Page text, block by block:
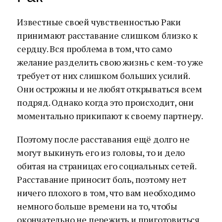
Известные своей чувственностью Раки
принимают расставание слишком близко к
сердцу. Вся проблема в том, что само
желание разделить свою жизнь с кем-то уже
требует от них слишком больших усилий.
Они острожны и не любят открываться всем
подряд. Однако когда это происходит, они
моментально прикипают к своему партнеру.
Поэтому после расставания ещё долго не
могут выкинуть его из головы, то и дело
обитая на страницах его социальных сетей.
Расставание приносит боль, поэтому нет
ничего плохого в том, что вам необходимо
немного больше времени на то, чтобы
окончательно не пережить и приготовиться